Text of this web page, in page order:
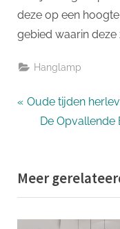
deze op een
gebied waarin deze
Hanglamp
Bericht
navigatie
P
o
u
Oude tijden
N
t
P
o
De Opvallende
Meer